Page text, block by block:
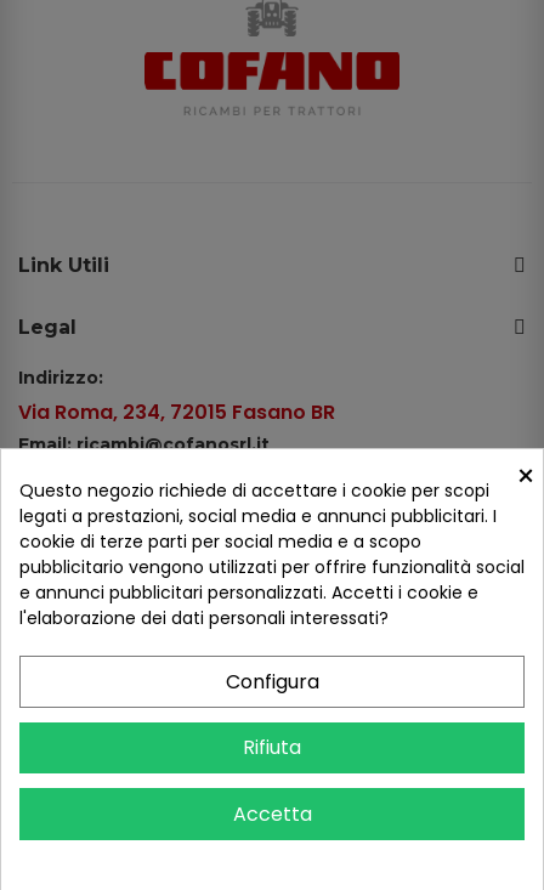
Link Utili
Legal
Indirizzo:
Via Roma, 234, 72015 Fasano BR
Email: ricambi@cofanosrl.it
Tel.: +39 080 44 13 478
WhatsApp: +39 334 98 51 100
Metodi di pagamento
×
Questo negozio richiede di accettare i cookie per scopi
legati a prestazioni, social media e annunci pubblicitari. I
cookie di terze parti per social media e a scopo
pubblicitario vengono utilizzati per offrire funzionalità social
e annunci pubblicitari personalizzati. Accetti i cookie e
l'elaborazione dei dati personali interessati?
Configura
Rifiuta
Accetta